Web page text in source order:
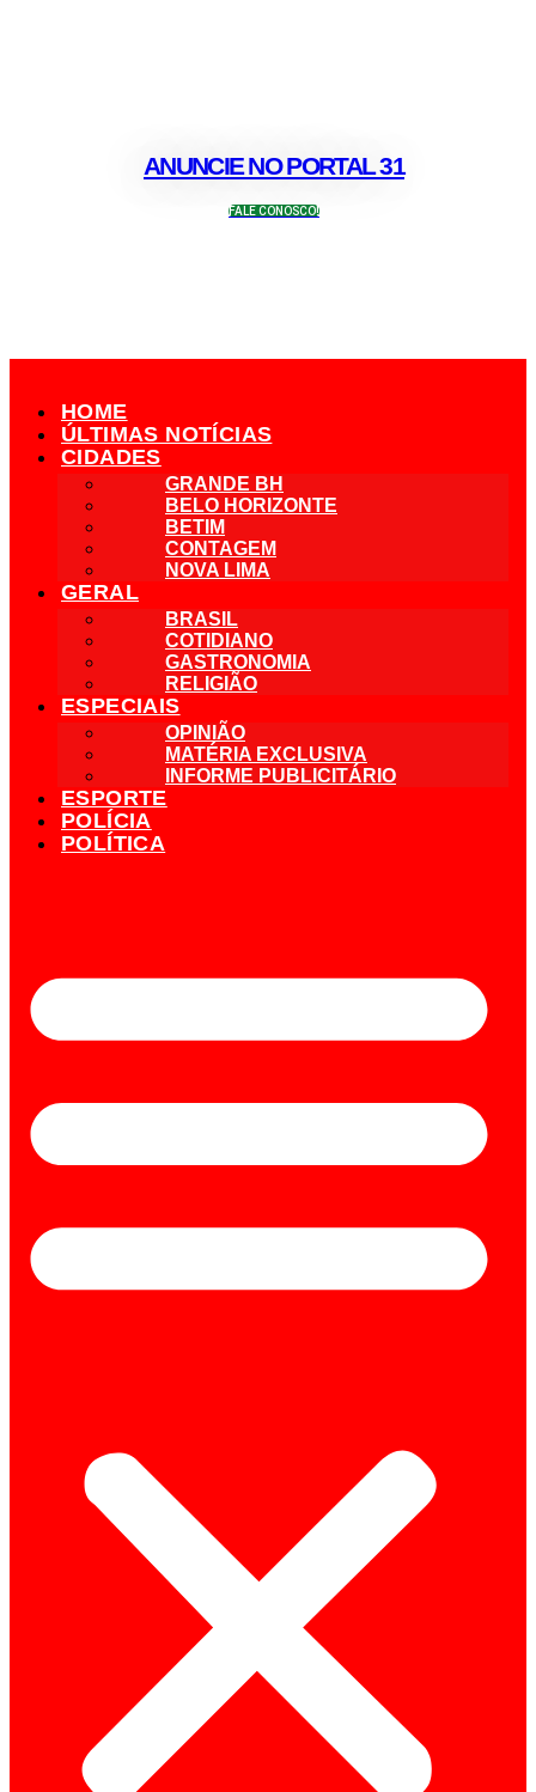
ANUNCIE NO PORTAL 31
FALE CONOSCO!
HOME
ÚLTIMAS NOTÍCIAS
CIDADES
GRANDE BH
BELO HORIZONTE
BETIM
CONTAGEM
NOVA LIMA
GERAL
BRASIL
COTIDIANO
GASTRONOMIA
RELIGIÃO
ESPECIAIS
OPINIÃO
MATÉRIA EXCLUSIVA
INFORME PUBLICITÁRIO
ESPORTE
POLÍCIA
POLÍTICA